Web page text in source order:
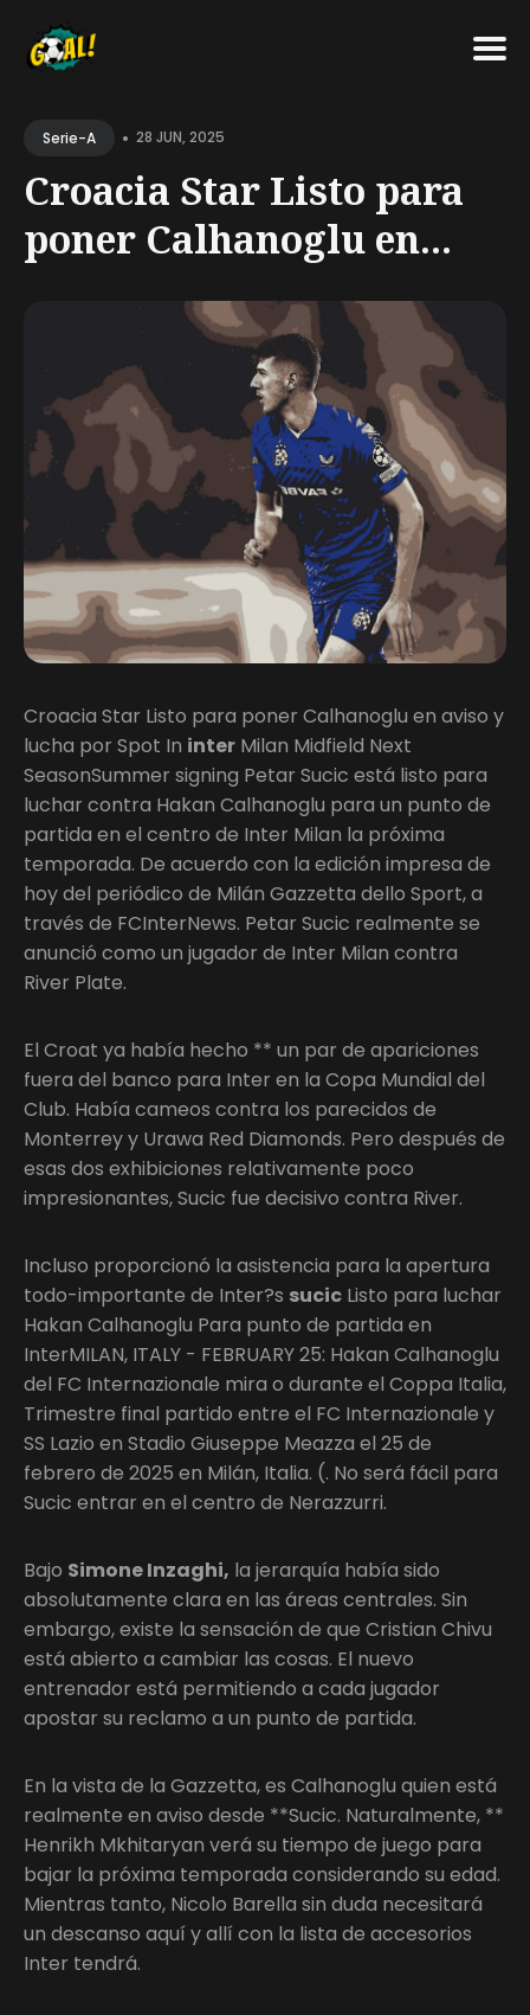
forSerie-A • 28 JUN, 2025
Croacia Star Listo para
poner Calhanoglu en...
Croacia Star Listo para poner Calhanoglu en aviso y
lucha por Spot In inter Milan Midfield Next
SeasonSummer signing Petar Sucic está listo para
luchar contra Hakan Calhanoglu para un punto de
partida en el centro de Inter Milan la próxima
temporada. De acuerdo con la edición impresa de
hoy del periódico de Milán Gazzetta dello Sport, a
través de FCInterNews. Petar Sucic realmente se
anunció como un jugador de Inter Milan contra
River Plate.
El Croat ya había hecho ** un par de apariciones
fuera del banco para Inter en la Copa Mundial del
Club. Había cameos contra los parecidos de
Monterrey y Urawa Red Diamonds. Pero después de
esas dos exhibiciones relativamente poco
impresionantes, Sucic fue decisivo contra River.
Incluso proporcionó la asistencia para la apertura
todo-importante de Inter?s sucic Listo para luchar
Hakan Calhanoglu Para punto de partida en
InterMILAN, ITALY - FEBRUARY 25: Hakan Calhanoglu
del FC Internazionale mira o durante el Coppa Italia,
Trimestre final partido entre el FC Internazionale y
SS Lazio en Stadio Giuseppe Meazza el 25 de
febrero de 2025 en Milán, Italia. (. No será fácil para
Sucic entrar en el centro de Nerazzurri.
Bajo Simone Inzaghi, la jerarquía había sido
absolutamente clara en las áreas centrales. Sin
embargo, existe la sensación de que Cristian Chivu
está abierto a cambiar las cosas. El nuevo
entrenador está permitiendo a cada jugador
apostar su reclamo a un punto de partida.
En la vista de la Gazzetta, es Calhanoglu quien está
realmente en aviso desde **Sucic. Naturalmente, **
Henrikh Mkhitaryan verá su tiempo de juego para
bajar la próxima temporada considerando su edad.
Mientras tanto, Nicolo Barella sin duda necesitará
un descanso aquí y allí con la lista de accesorios
Inter tendrá.